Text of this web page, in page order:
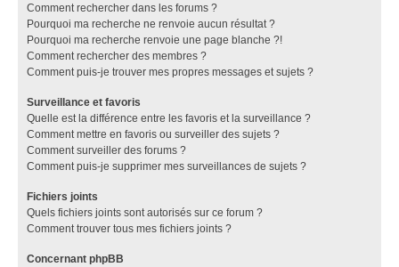
Comment rechercher dans les forums ?
Pourquoi ma recherche ne renvoie aucun résultat ?
Pourquoi ma recherche renvoie une page blanche ?!
Comment rechercher des membres ?
Comment puis-je trouver mes propres messages et sujets ?
Surveillance et favoris
Quelle est la différence entre les favoris et la surveillance ?
Comment mettre en favoris ou surveiller des sujets ?
Comment surveiller des forums ?
Comment puis-je supprimer mes surveillances de sujets ?
Fichiers joints
Quels fichiers joints sont autorisés sur ce forum ?
Comment trouver tous mes fichiers joints ?
Concernant phpBB